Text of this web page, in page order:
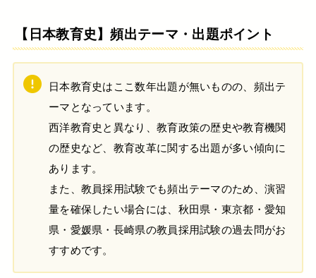
【日本教育史】頻出テーマ・出題ポイント
日本教育史はここ数年出題が無いものの、頻出テ
ーマとなっています。
西洋教育史と異なり、教育政策の歴史や教育機関
の歴史など、教育改革に関する出題が多い傾向に
あります。
また、教員採用試験でも頻出テーマのため、演習
量を確保したい場合には、秋田県・東京都・愛知
県・愛媛県・長崎県の教員採用試験の過去問がお
すすめです。